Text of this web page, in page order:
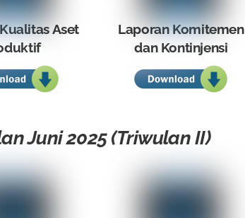
Aset
Laporan Komitemen
dan Kontinjensi
Juni 2025 (Triwulan II)